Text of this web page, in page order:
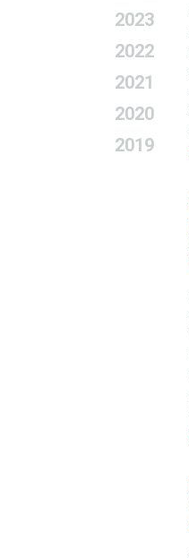
2023
2022
2021
2020
2019